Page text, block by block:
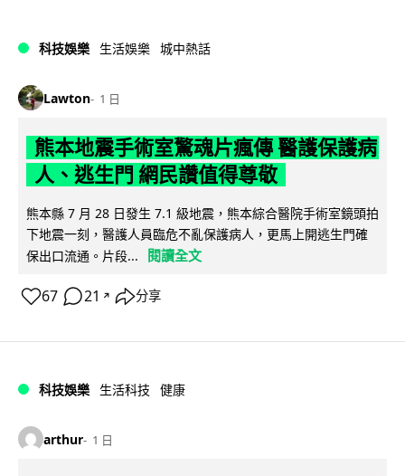
科技娛樂 生活娛樂 城中熱話
Lawton 1 日
熊本地震手術室驚魂片瘋傳 醫護保護病
人、逃生門 網民讚值得尊敬
熊本縣 7 月 28 日發生 7.1 級地震，熊本綜合醫院手術室鏡頭拍
下地震一刻，醫護人員臨危不亂保護病人，更馬上開逃生門確
保出口流通。片段...
閱讀全文
67 21 ↗ 分享
科技娛樂 生活科技 健康
arthur 1 日